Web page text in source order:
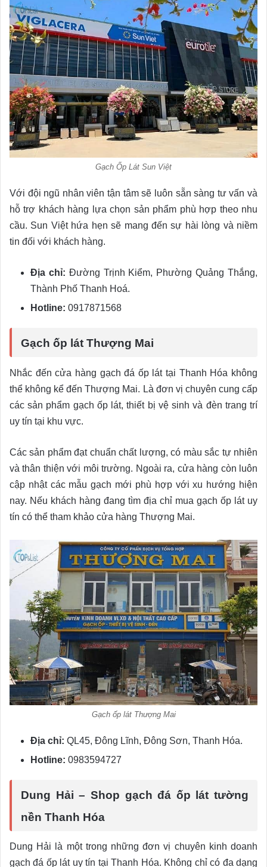
Gạch Ốp Lát Sun Việt
Với đội ngũ nhân viên tận tâm sẽ luôn sẵn sàng tư vấn và
hỗ trợ khách hàng lựa chọn sản phẩm phù hợp theo nhu
cầu. Sun Việt hứa hẹn sẽ mang đến sự hài lòng và niềm
tin đối với khách hàng.
Địa chỉ: Đường Trịnh Kiểm, Phường Quảng Thắng,
Thành Phố Thanh Hoá.
Hotline: 0917871568
Gạch ốp lát Thượng Mai
Nhắc đến cửa hàng gạch đá ốp lát tại Thanh Hóa không
thể không kể đến Thượng Mai. Là đơn vị chuyên cung cấp
các sản phẩm gạch ốp lát, thiết bị vệ sinh và đèn trang trí
uy tín tại khu vực.
Các sản phẩm đạt chuẩn chất lượng, có màu sắc tự nhiên
và thân thiện với môi trường. Ngoài ra, cửa hàng còn luôn
cập nhật các mẫu gạch mới phù hợp với xu hướng hiện
nay. Nếu khách hàng đang tìm địa chỉ mua gạch ốp lát uy
tín có thể tham khảo cửa hàng Thượng Mai.
Gạch ốp lát Thượng Mai
Địa chỉ: QL45, Đông Lĩnh, Đông Sơn, Thanh Hóa.
Hotline: 0983594727
Dung Hải – Shop gạch đá ốp lát tường
nền Thanh Hóa
Dung Hải là một trong những đơn vị chuyên kinh doanh
gạch đá ốp lát uy tín tại Thanh Hóa. Không chỉ có đa dạng